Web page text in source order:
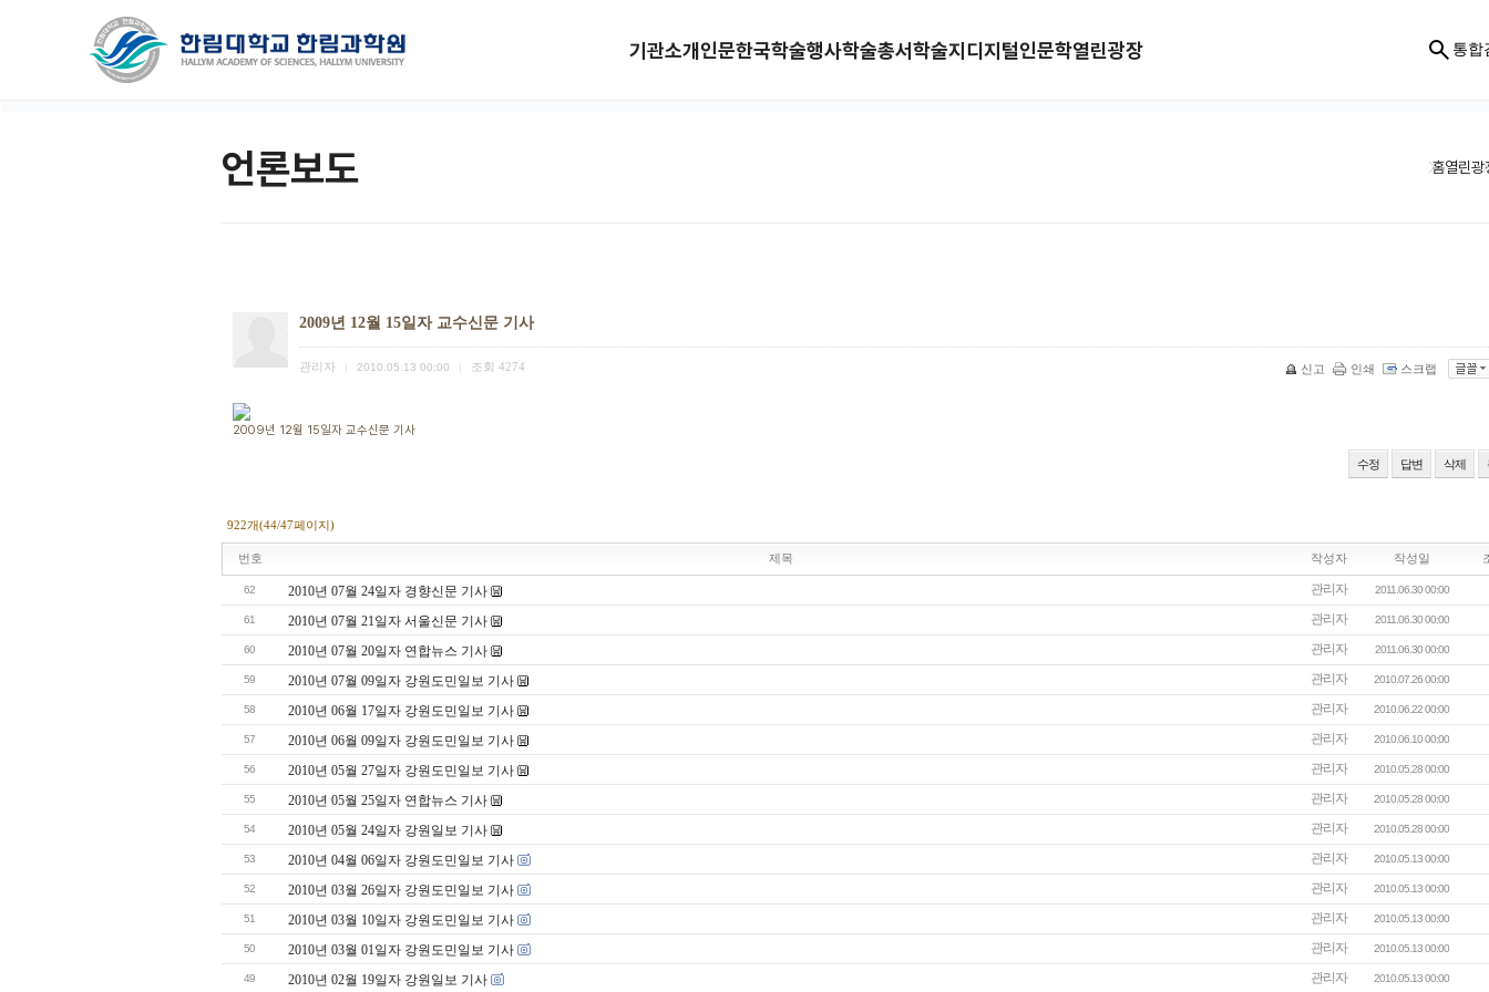
기관소개인문한국학술행사학술총서학술지디지털인문학열린광장 통합
언론보도 홈열린광
2009년 12월 15일자 교수신문 기사
관리자 2010.05.13 00:00 조회 4274 신고 인쇄 스크랩
2009년 12월 15일자 교수신문 기사
수정 답변 삭제
922개(44/47페이지)
번호 제목 작성자 작성일
62 2010년 07월 24일자 경향신문 기사 관리자 2011.06.30 00:00
61 2010년 07월 21일자 서울신문 기사 관리자 2011.06.30 00:00
60 2010년 07월 20일자 연합뉴스 기사 관리자 2011.06.30 00:00
59 2010년 07월 09일자 강원도민일보 기사 관리자 2010.07.26 00:00
58 2010년 06월 17일자 강원도민일보 기사 관리자 2010.06.22 00:00
57 2010년 06월 09일자 강원도민일보 기사 관리자 2010.06.10 00:00
56 2010년 05월 27일자 강원도민일보 기사 관리자 2010.05.28 00:00
55 2010년 05월 25일자 연합뉴스 기사 관리자 2010.05.28 00:00
54 2010년 05월 24일자 강원일보 기사 관리자 2010.05.28 00:00
53 2010년 04월 06일자 강원도민일보 기사 관리자 2010.05.13 00:00
52 2010년 03월 26일자 강원도민일보 기사 관리자 2010.05.13 00:00
51 2010년 03월 10일자 강원도민일보 기사 관리자 2010.05.13 00:00
50 2010년 03월 01일자 강원도민일보 기사 관리자 2010.05.13 00:00
49 2010년 02월 19일자 강원일보 기사 관리자 2010.05.13 00:00